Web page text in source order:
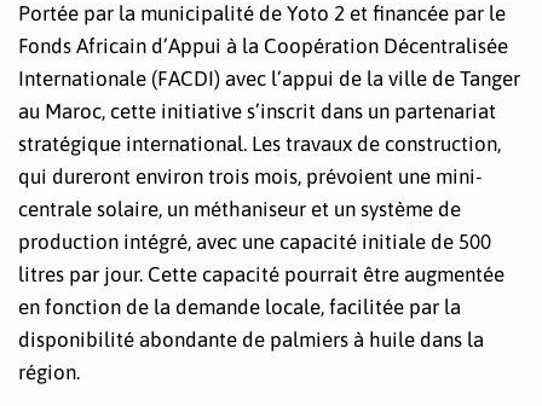
Portée par la municipalité de Yoto 2 et financée par le
Fonds Africain d’Appui à la Coopération Décentralisée
Internationale (FACDI) avec l’appui de la ville de Tanger
au Maroc, cette initiative s’inscrit dans un partenariat
stratégique international. Les travaux de construction,
qui dureront environ trois mois, prévoient une mini-
centrale solaire, un méthaniseur et un système de
production intégré, avec une capacité initiale de 500
litres par jour. Cette capacité pourrait être augmentée
en fonction de la demande locale, facilitée par la
disponibilité abondante de palmiers à huile dans la
région.